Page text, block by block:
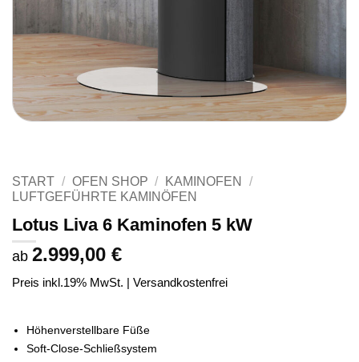
START / OFEN SHOP / KAMINOFEN
/
LUFTGEFÜHRTE KAMINÖFEN
Lotus Liva 6 Kaminofen 5 kW
ab 2.999,00 €
Preis inkl.19% MwSt. | Versandkostenfrei
Höhenverstellbare Füße
Soft-Close-Schließsystem